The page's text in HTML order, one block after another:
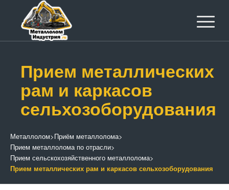
Прием металлических
рам и каркасов
сельхозоборудования
Металлолом>Приём металлолома>
Прием металлолома по отрасли>
Прием сельскохозяйственного металлолома>
Прием металлических рам и каркасов сельхозоборудования